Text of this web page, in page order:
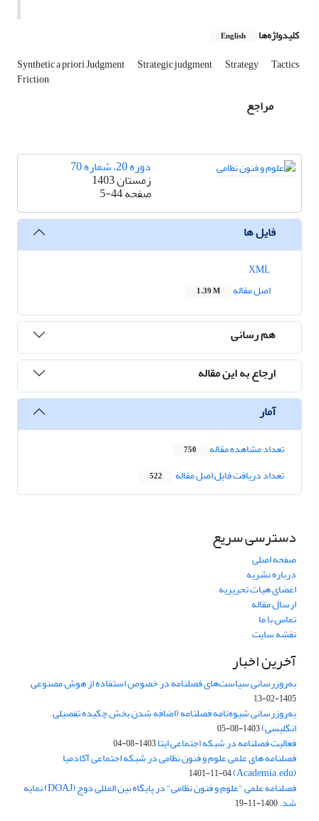
کلیدواژه‌ها English
Synthetic a priori Judgment Strategic judgment Strategy Tactics
Friction
مراجع
دوره 20، شماره 70
زمستان 1403
صفحه5-44
فایل ها
اصل مقاله
1.39 M
هم رسانی
ارجاع به این مقاله
آمار
تعداد مشاهده مقاله 750
تعداد دریافت فایل اصل مقاله 522
دسترسی سریع
صفحه اصلی
درباره نشریه
اعضای هیات تحریریه
ارسال مقاله
تماس با ما
نقشه سایت
آخرین اخبار
به‌روزرسانی سیاست‌های فصلنامه در خصوص استفاده از هوش مصنوعی
1405-02-13
به‌روزرسانی شیوه‌نامه فصلنامه (اضافه شدن بخش چکیده تفصیلی
انگلیسی)1403-08-05
فعالیت فصلنامه در شبکه اجتماعی ایتا1403-08-04
فصلنامه های علمی علوم و فنون نظامی در شبکه اجتماعی آکادمیا
(Academia.edu)
1401-11-04
فصلنامه علمی "علوم و فنون نظامی" در پایگاه بین المللی دوج (DOAJ) نمایه
شد.1400-11-19